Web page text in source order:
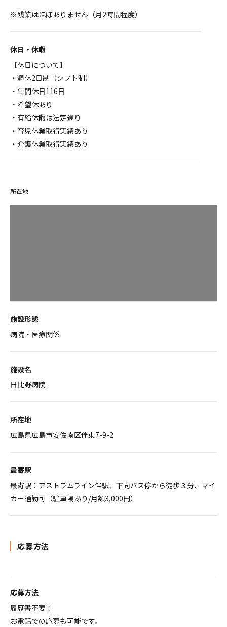
※残業はほぼありません（月2時間程度）
休日・休暇
【休日について】
・週休2日制（シフト制）
・年間休日116日
・希望休あり
・有給休暇は法定通り
・育児休業取得実績あり
・介護休業取得実績あり
所在地
施設形態
病院・医療関係
施設名
日比野病院
所在地
広島県広島市安佐南区伴東7-9-2
最寄駅
最寄駅：アストラムライン伴駅、下向バス停から徒歩３分、マイ
カー通勤可（駐車場あり/月額3,000円）
応募方法
応募方法
履歴書不要！
お電話での応募も可能です。